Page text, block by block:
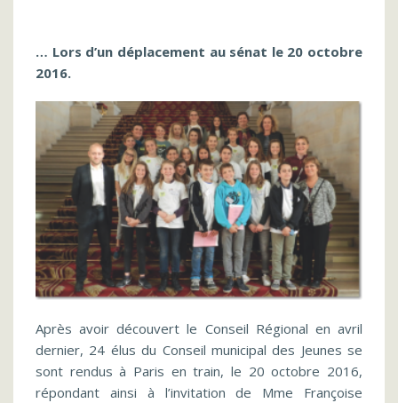
… Lors d’un déplacement au sénat le 20 octobre
2016.
Après avoir découvert le Conseil Régional en avril
dernier, 24 élus du Conseil municipal des Jeunes se
sont rendus à Paris en train, le 20 octobre 2016,
répondant ainsi à l’invitation de Mme Françoise